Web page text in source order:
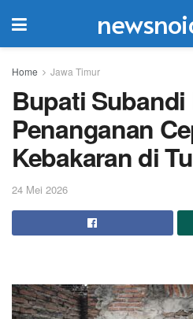
Home Jawa Timur
Bupati
Penanganan
Kebakaran di
24 Mei 2026